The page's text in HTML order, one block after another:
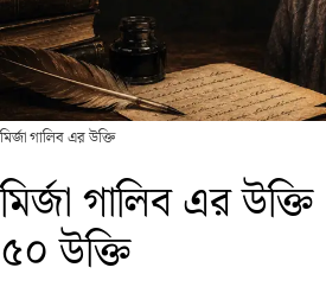
মির্জা গালিব এর উক্তি
মির্জা গালিব এর
৫০ উক্তি